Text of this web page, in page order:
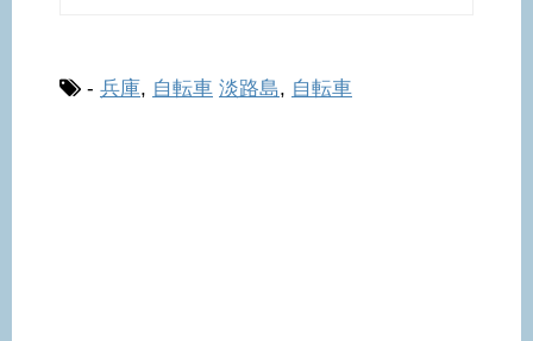
- 兵庫, 自転車 淡路島, 自転車